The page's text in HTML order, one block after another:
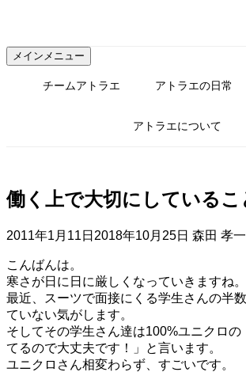
テ
ン
メインメニュー
チームアトラエ アトラエの日常
アトラエについて
働く上で大切にしているこ
2011年1月11日 2018年10月25日 森田 孝一
こんばんは。
寒さが日に日に厳しくなっていきますね。
最近、スーツで面接にくる学生さんの半
ていない気がします。
そしてその学生さん達は100%ユニクロの
てるので大丈夫です！」と言います。
ユニクロさん相変わらず、すごいです。